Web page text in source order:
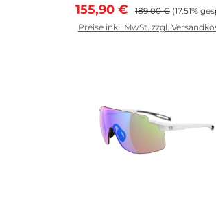
Verkaufspreis:
155,90 € Regulärer Preis:
189,00 € (17.51%
Preise inkl. MwSt. zzgl.